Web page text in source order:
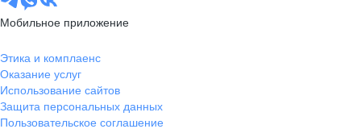
Мобильное приложение
Этика и комплаенс
Оказание услуг
Использование сайтов
Защита персональных данных
Пользовательское соглашение